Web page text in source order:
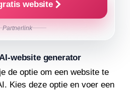
website
Partnerlink
website generator
de optie om een website te
Kies deze optie en voer een